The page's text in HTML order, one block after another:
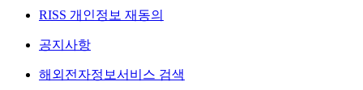
RISS 개인정보 재동의
공지사항
해외전자정보서비스 검색